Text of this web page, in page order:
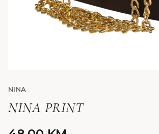
NINA
NINA PRINT